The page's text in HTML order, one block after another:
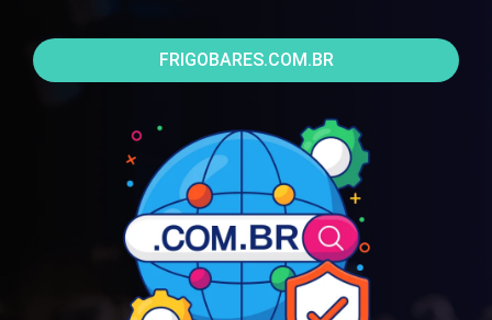
FRIGOBARES.COM.BR